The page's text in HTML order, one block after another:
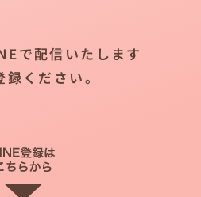
で配信いたします
ください。